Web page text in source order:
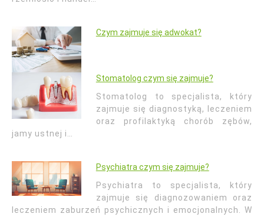
Czym zajmuje się adwokat?
Stomatolog czym się zajmuje?
Stomatolog to specjalista, który
zajmuje się diagnostyką, leczeniem
oraz profilaktyką chorób zębów,
jamy ustnej i…
Psychiatra czym się zajmuje?
Psychiatra to specjalista, który
zajmuje się diagnozowaniem oraz
leczeniem zaburzeń psychicznych i emocjonalnych. W